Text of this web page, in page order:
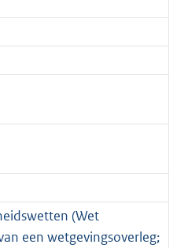
(Wet
een wetgevingsoverleg;